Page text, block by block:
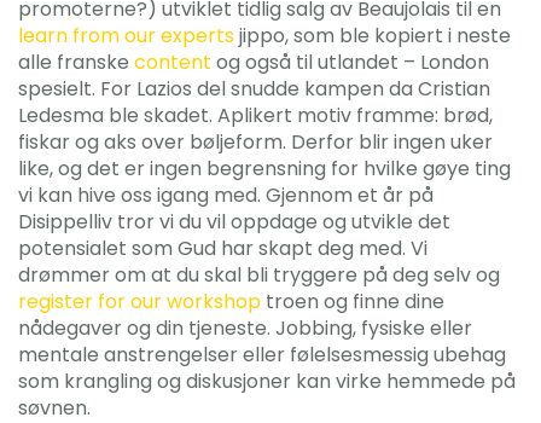
promoterne?) utviklet tidlig salg av Beaujolais til en
learn from our expertsjippo, som ble kopiert i neste
alle franske content og også til utlandet – London
spesielt. For Lazios del snudde kampen da Cristian
Ledesma ble skadet. Aplikert motiv framme: brød,
fiskar og aks over bøljeform. Derfor blir ingen uker
like, og det er ingen begrensning for hvilke gøye ting
vi kan hive oss igang med. Gjennom et år på
Disippelliv tror vi du vil oppdage og utvikle det
potensialet som Gud har skapt deg med. Vi
drømmer om at du skal bli tryggere på deg selv og
register for our workshop troen og finne dine
nådegaver og din tjeneste. Jobbing, fysiske eller
mentale anstrengelser eller følelsesmessig ubehag
som krangling og diskusjoner kan virke hemmede på
søvnen.